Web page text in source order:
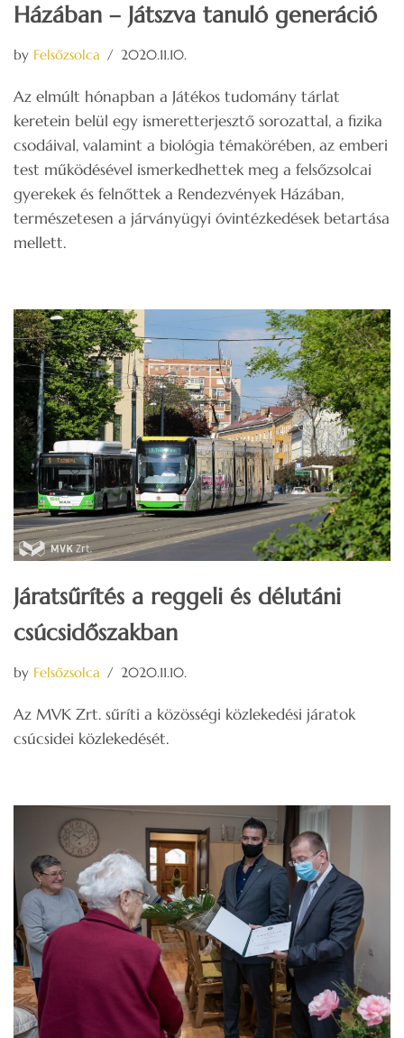
Házában – Játszva tanuló generáció
by Felsőzsolca 2020.11.10.
Az elmúlt hónapban a Játékos tudomány tárlat
keretein belül egy ismeretterjesztő sorozattal, a fizika
csodáival, valamint a biológia témakörében, az emberi
test működésével ismerkedhettek meg a felsőzsolcai
gyerekek és felnőttek a Rendezvények Házában,
természetesen a járványügyi óvintézkedések betartása
mellett.
Járatsűrítés a reggeli és délutáni
csúcsidőszakban
by Felsőzsolca 2020.11.10.
Az MVK Zrt. sűríti a közösségi közlekedési járatok
csúcsidei közlekedését.